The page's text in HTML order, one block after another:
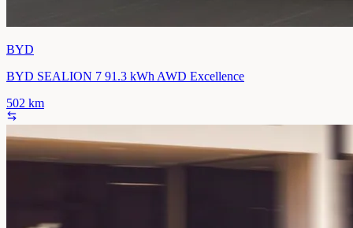
BYD
BYD SEALION 7 91.3 kWh AWD Excellence
502 km